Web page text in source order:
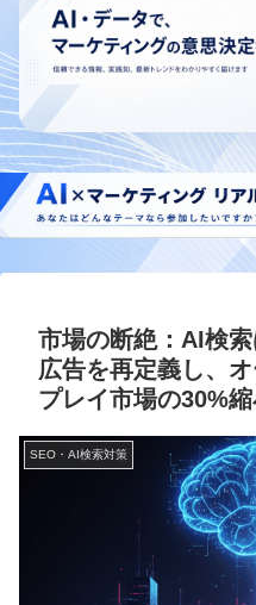
市場の断絶：AI検
広告を再定義し、
プレイ市場の30%
SEO・AI検索対策